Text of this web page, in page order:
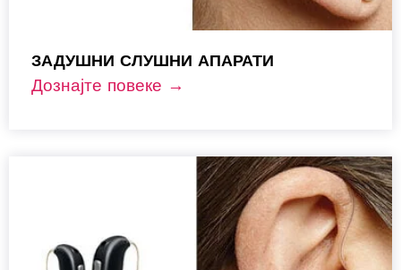
ЗАДУШНИ СЛУШНИ АПАРАТИ
Дознајте повеке →